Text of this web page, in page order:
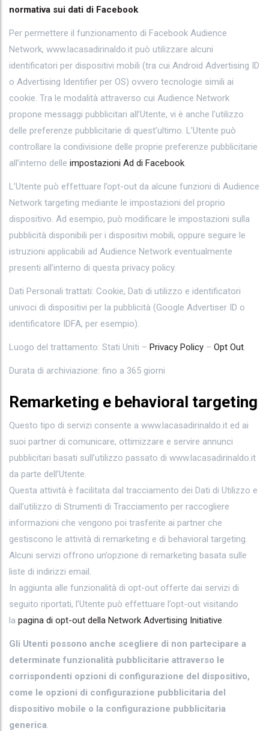
normativa sui dati di Facebook.
Per permettere il funzionamento di Facebook Audience
Network, www.lacasadirinaldo.it può utilizzare alcuni
identificatori per dispositivi mobili (tra cui Android Advertising ID
o Advertising Identifier per OS) ovvero tecnologie simili ai
cookie. Tra le modalità attraverso cui Audience Network
propone messaggi pubblicitari all’Utente, vi è anche l’utilizzo
delle preferenze pubblicitarie di quest’ultimo. L’Utente può
controllare la condivisione delle proprie preferenze pubblicitarie
all’interno delle impostazioni Ad di Facebook.
L’Utente può effettuare l’opt-out da alcune funzioni di Audience
Network targeting mediante le impostazioni del proprio
dispositivo. Ad esempio, può modificare le impostazioni sulla
pubblicità disponibili per i dispositivi mobili, oppure seguire le
istruzioni applicabili ad Audience Network eventualmente
presenti all’interno di questa privacy policy.
Dati Personali trattati: Cookie, Dati di utilizzo e identificatori
univoci di dispositivi per la pubblicità (Google Advertiser ID o
identificatore IDFA, per esempio).
Luogo del trattamento: Stati Uniti – Privacy Policy – Opt Out.
Durata di archiviazione: fino a 365 giorni
Remarketing e behavioral targeting
Questo tipo di servizi consente a www.lacasadirinaldo.it ed ai
suoi partner di comunicare, ottimizzare e servire annunci
pubblicitari basati sull’utilizzo passato di www.lacasadirinaldo.it
da parte dell’Utente.
Questa attività è facilitata dal tracciamento dei Dati di Utilizzo e
dall’utilizzo di Strumenti di Tracciamento per raccogliere
informazioni che vengono poi trasferite ai partner che
gestiscono le attività di remarketing e di behavioral targeting.
Alcuni servizi offrono un’opzione di remarketing basata sulle
liste di indirizzi email.
In aggiunta alle funzionalità di opt-out offerte dai servizi di
seguito riportati, l’Utente può effettuare l’opt-out visitando
la pagina di opt-out della Network Advertising Initiative.
Gli Utenti possono anche scegliere di non partecipare a
determinate funzionalità pubblicitarie attraverso le
corrispondenti opzioni di configurazione del dispositivo,
come le opzioni di configurazione pubblicitaria del
dispositivo mobile o la configurazione pubblicitaria
generica.